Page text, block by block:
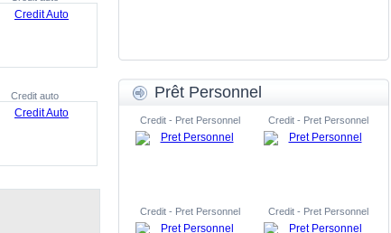
Credit auto Prêt Personnel
Credit - Pret Personnel Credit - Pret Personnel
Credit - Pret Personnel Credit - Pret Personnel